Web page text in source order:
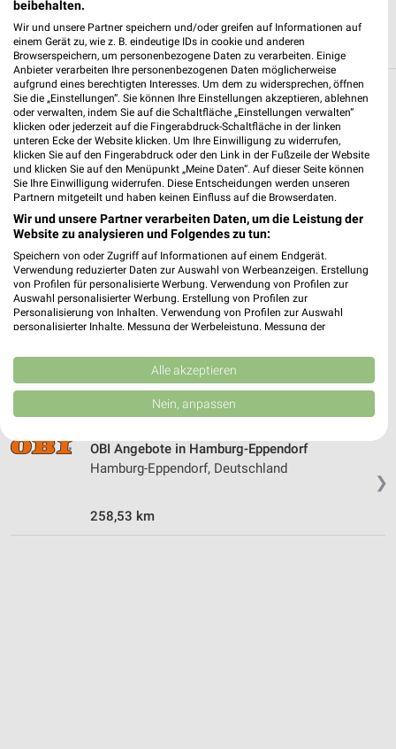
Weitere OBI Geschäfte mit Angeboten in
und um Heiligenstedten
5 Geschäfte und Orte
OBI Angebote in Elmshorn
Elmshorn, Deutschland
281,76 km
❯
OBI Angebote in Norderstedt
262,37 km
❯
OBI Angebote in Hamburg-Eppendorf
Hamburg-Eppendorf, Deutschland
258,53 km
beibehalten.
Wir und unsere Partner speichern und/oder greifen auf Informationen auf
einem Gerät zu, wie z. B. eindeutige IDs in cookie und anderen
Browserspeichern, um personenbezogene Daten zu verarbeiten. Einige
Anbieter verarbeiten Ihre personenbezogenen Daten möglicherweise
aufgrund eines berechtigten Interesses. Um dem zu widersprechen, öffnen
Sie die „Einstellungen“. Sie können Ihre Einstellungen akzeptieren, ablehnen
oder verwalten, indem Sie auf die Schaltfläche „Einstellungen verwalten“
klicken oder jederzeit auf die Fingerabdruck-Schaltfläche in der linken
unteren Ecke der Website klicken. Um Ihre Einwilligung zu widerrufen,
klicken Sie auf den Fingerabdruck oder den Link in der Fußzeile der Website
und klicken Sie auf den Menüpunkt „Meine Daten“. Auf dieser Seite können
Sie Ihre Einwilligung widerrufen. Diese Entscheidungen werden unseren
Partnern mitgeteilt und haben keinen Einfluss auf die Browserdaten.
Wir und unsere Partner verarbeiten Daten, um die Leistung der
Website zu analysieren und Folgendes zu tun:
Speichern von oder Zugriff auf Informationen auf einem Endgerät.
Verwendung reduzierter Daten zur Auswahl von Werbeanzeigen. Erstellung
von Profilen für personalisierte Werbung. Verwendung von Profilen zur
Auswahl personalisierter Werbung. Erstellung von Profilen zur
Personalisierung von Inhalten. Verwendung von Profilen zur Auswahl
personalisierter Inhalte. Messung der Werbeleistung. Messung der
Kombinationen von Daten aus verschiedenen Quellen. Entwicklung und
Verbesserung der Angebote. Verwendung reduzierter Daten zur Auswahl
von Inhalten.
Daten können außerhalb der Europäischen Union weitergegeben und in die
Website/App.
Partnerliste anzeigen (1 IAB-Anbieter)
IAB-Verarbeitungszwecke:
Alle akzeptieren
Nein, anpassen